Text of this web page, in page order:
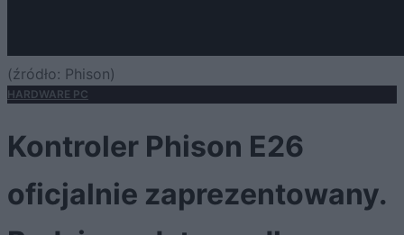
(źródło: Phison)
HARDWARE PC
Kontroler Phison E26
oficjalnie zaprezentowany.